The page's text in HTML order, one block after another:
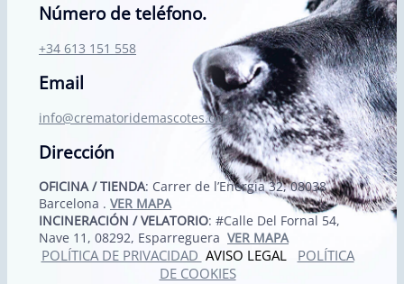
Número de teléfono.
+34 613 151 558
Email
info@crematoridemascotes.com
Dirección
OFICINA / TIENDA: Carrer de l’Energia 32, 08038
Barcelona . VER MAPA
INCINERACIÓN / VELATORIO: #Calle Del Fornal 54,
Nave 11, 08292, Esparreguera VER MAPA
POLÍTICA DE PRIVACIDAD AVISO LEGAL POLÍTICA
DE COOKIES